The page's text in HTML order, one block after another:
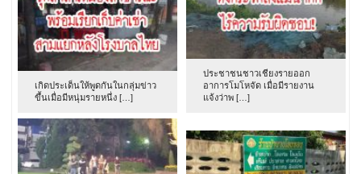
เกิดประเด็นให้พูดกันในกลุ่มข่าว
ขึ้นเมื่อมีหนุ่มรายหนึ่ง […]
ประชาชนชาวเชียงรายออก
อาการโมโหจัด เมื่อมีรายงาน
แจ้งว่าพ […]